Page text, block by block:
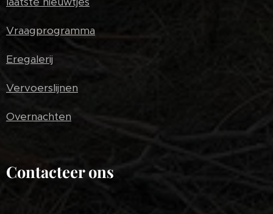
Vraagprogramma
Eregalerij
Vervoerslijnen
Overnachten
Contacteer ons